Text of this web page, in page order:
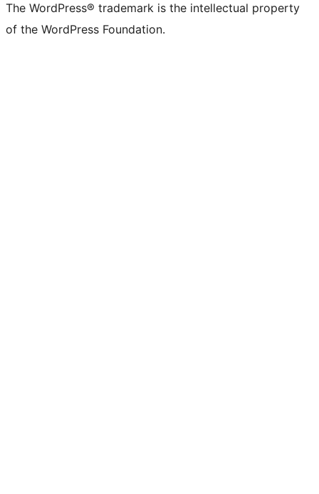
The WordPress® trademark is the intellectual property
of the WordPress Foundation.